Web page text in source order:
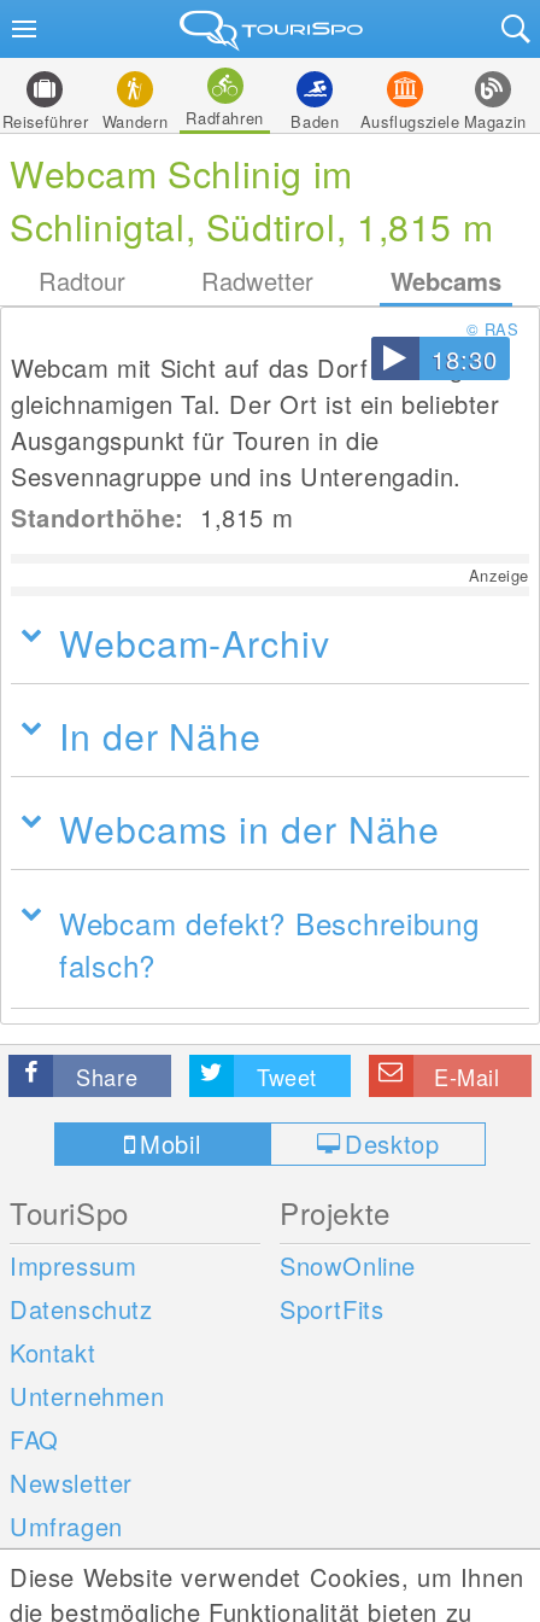
Reiseführer Wandern Radfahren Baden Ausflugsziele Magazin
Webcam Schlinig im
Schlinigtal, Südtirol, 1,815 m
Radtour Radwetter Webcams
18:30
© RAS
Webcam mit Sicht auf das Dorf Schlinig im
gleichnamigen Tal. Der Ort ist ein beliebter
Ausgangspunkt für Touren in die
Sesvennagruppe und ins Unterengadin.
Standorthöhe: 1,815 m
Anzeige
Webcam-Archiv
In der Nähe
Webcams in der Nähe
Webcam defekt? Beschreibung
falsch?
Share Tweet E-Mail
Mobil Desktop
TouriSpo
Impressum
Datenschutz
Kontakt
Unternehmen
FAQ
Newsletter
Umfragen
Projekte
SnowOnline
SportFits
Mobile Apps Social Web
Diese Website verwendet Cookies, um Ihnen
die bestmögliche Funktionalität bieten zu